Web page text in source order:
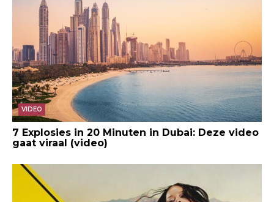
VIDEO
7 Explosies in 20 Minuten in Dubai: Deze video
gaat viraal (video)